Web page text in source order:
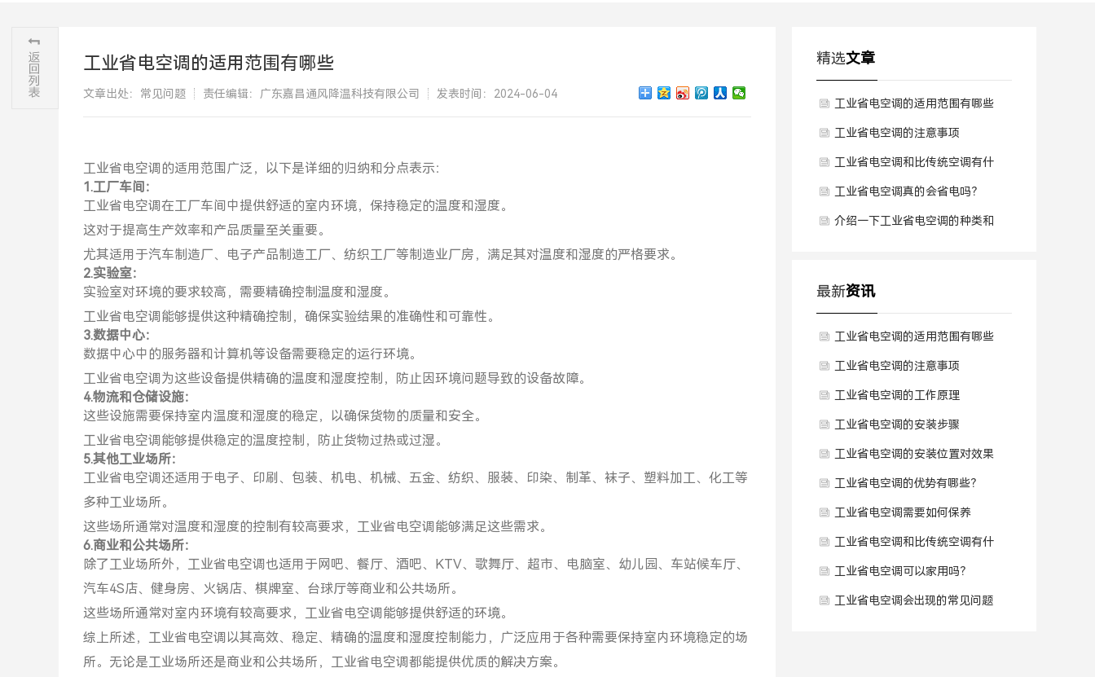
工业省电空调的适用范围有哪些
文章出处：常见问题 责任编辑：广东嘉昌通风降温科技有限公司 发表时间：2024-06-04
工业省电空调的适用范围广泛，以下是详细的归纳和分点表示：
1.工厂车间：
工业省电空调在工厂车间中提供舒适的室内环境，保持稳定的温度和湿度。
这对于提高生产效率和产品质量至关重要。
尤其适用于汽车制造厂、电子产品制造工厂、纺织工厂等制造业厂房，满足其对温度和湿度的严格要求。
2.实验室：
实验室对环境的要求较高，需要精确控制温度和湿度。
工业省电空调能够提供这种精确控制，确保实验结果的准确性和可靠性。
3.数据中心：
数据中心中的服务器和计算机等设备需要稳定的运行环境。
工业省电空调为这些设备提供精确的温度和湿度控制，防止因环境问题导致的设备故障。
4.物流和仓储设施：
这些设施需要保持室内温度和湿度的稳定，以确保货物的质量和安全。
工业省电空调能够提供稳定的温度控制，防止货物过热或过湿。
5.其他工业场所：
工业省电空调还适用于电子、印刷、包装、机电、机械、五金、纺织、服装、印染、制革、袜子、塑料加工、化工等
多种工业场所。
这些场所通常对温度和湿度的控制有较高要求，工业省电空调能够满足这些需求。
6.商业和公共场所：
除了工业场所外，工业省电空调也适用于网吧、餐厅、酒吧、KTV、歌舞厅、超市、电脑室、幼儿园、车站候车厅、
汽车4S店、健身房、火锅店、棋牌室、台球厅等商业和公共场所。
这些场所通常对室内环境有较高要求，工业省电空调能够提供舒适的环境。
综上所述，工业省电空调以其高效、稳定、精确的温度和湿度控制能力，广泛应用于各种需要保持室内环境稳定的场
所。无论是工业场所还是商业和公共场所，工业省电空调都能提供优质的解决方案。
精选文章
工业省电空调的适用范围有哪些
工业省电空调的注意事项
工业省电空调和比传统空调有什
么区别？
工业省电空调真的会省电吗？
介绍一下工业省电空调的种类和
最新资讯
工业省电空调的适用范围有哪些
工业省电空调的注意事项
工业省电空调的工作原理
工业省电空调的安装步骤
工业省电空调的安装位置对效果
有影响吗
工业省电空调的优势有哪些？
工业省电空调需要如何保养
工业省电空调和比传统空调有什
么区别？
工业省电空调可以家用吗？
工业省电空调会出现的常见问题